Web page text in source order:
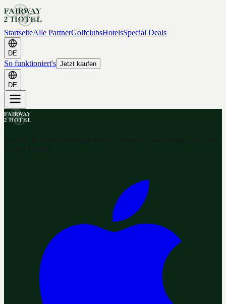
StartseiteAlle PartnerGolfclubsHotelsSpecial Deals
DE
So funktioniert's Jetzt kaufen
DE